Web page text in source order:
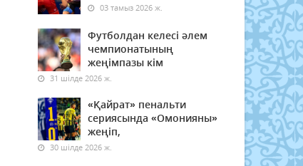
03 тамыз 2026 ж.
Футболдан келесі әлем
чемпионатының
жеңімпазы кім
31 шілде 2026 ж.
«Қайрат» пенальти
сериясында «Омонияны»
жеңіп,
30 шілде 2026 ж.